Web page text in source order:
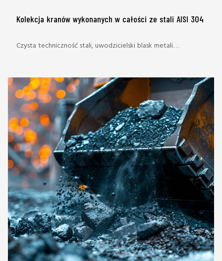
Kolekcja kranów wykonanych w całości ze stali AISI 304
Czysta techniczność stali, uwodzicielski blask metali
odczucia materialne, aby nadać wodę nowe estetyczne
znaczenie. Kompletna oferta, zdolna dopasować się do
różnych środowisk i współczesnych kontekstów wyposażenia
wnętrz.